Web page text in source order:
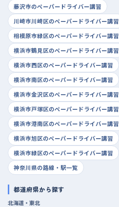
藤沢市のペーパードライバー講習
川崎市川崎区のペーパードライバー講習
相模原市緑区のペーパードライバー講習
横浜市鶴見区のペーパードライバー講習
横浜市西区のペーパードライバー講習
横浜市南区のペーパードライバー講習
横浜市金沢区のペーパードライバー講習
横浜市戸塚区のペーパードライバー講習
横浜市港南区のペーパードライバー講習
横浜市旭区のペーパードライバー講習
横浜市緑区のペーパードライバー講習
神奈川県の路線・駅一覧
都道府県から探す
北海道・東北